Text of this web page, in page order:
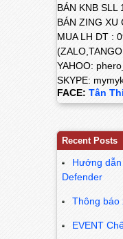
BÁN KNB SLL
BÁN ZING XU
MUA LH DT :
YAHOO:
SKYPE:
FACE: Tân
Recent Posts
Hướng
Defender
Thông báo
EVENT